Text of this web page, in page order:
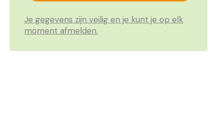
Je gegevens zijn veilig en je kunt je op elk
moment afmelden.